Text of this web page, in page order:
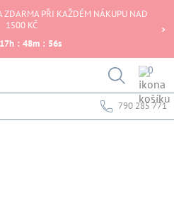
ZDARMA PŘI KAŽDÉM NÁKUPU NAD
1500 KČ
17h : 48m : 56s
0
790 285 771